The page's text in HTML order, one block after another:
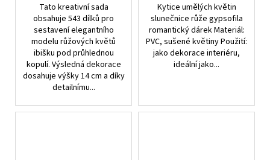
Tato kreativní sada
obsahuje 543 dílků pro
sestavení elegantního
modelu růžových květů
ibišku pod průhlednou
kopulí. Výsledná dekorace
dosahuje výšky 14 cm a díky
detailnímu...
Kytice umělých květin
slunečnice růže gypsofila
romantický dárek Materiál:
PVC, sušené květiny Použití:
jako dekorace interiéru,
ideální jako...